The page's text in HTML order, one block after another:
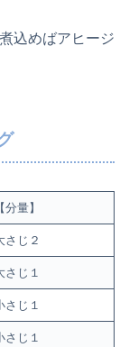
込めばアヒージ
グ
【分量】
さじ２
さじ１
さじ１
さじ１